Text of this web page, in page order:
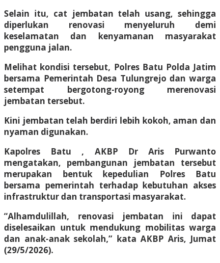
Selain itu, cat jembatan telah usang, sehingga
diperlukan renovasi menyeluruh demi
keselamatan dan kenyamanan masyarakat
pengguna jalan.
Melihat kondisi tersebut, Polres Batu Polda Jatim
bersama Pemerintah Desa Tulungrejo dan warga
setempat bergotong-royong merenovasi
jembatan tersebut.
Kini jembatan telah berdiri lebih kokoh, aman dan
nyaman digunakan.
Kapolres Batu , AKBP Dr Aris Purwanto
mengatakan, pembangunan jembatan tersebut
merupakan bentuk kepedulian Polres Batu
bersama pemerintah terhadap kebutuhan akses
infrastruktur dan transportasi masyarakat.
“Alhamdulillah, renovasi jembatan ini dapat
diselesaikan untuk mendukung mobilitas warga
dan anak-anak sekolah,” kata AKBP Aris, Jumat
(29/5/2026).